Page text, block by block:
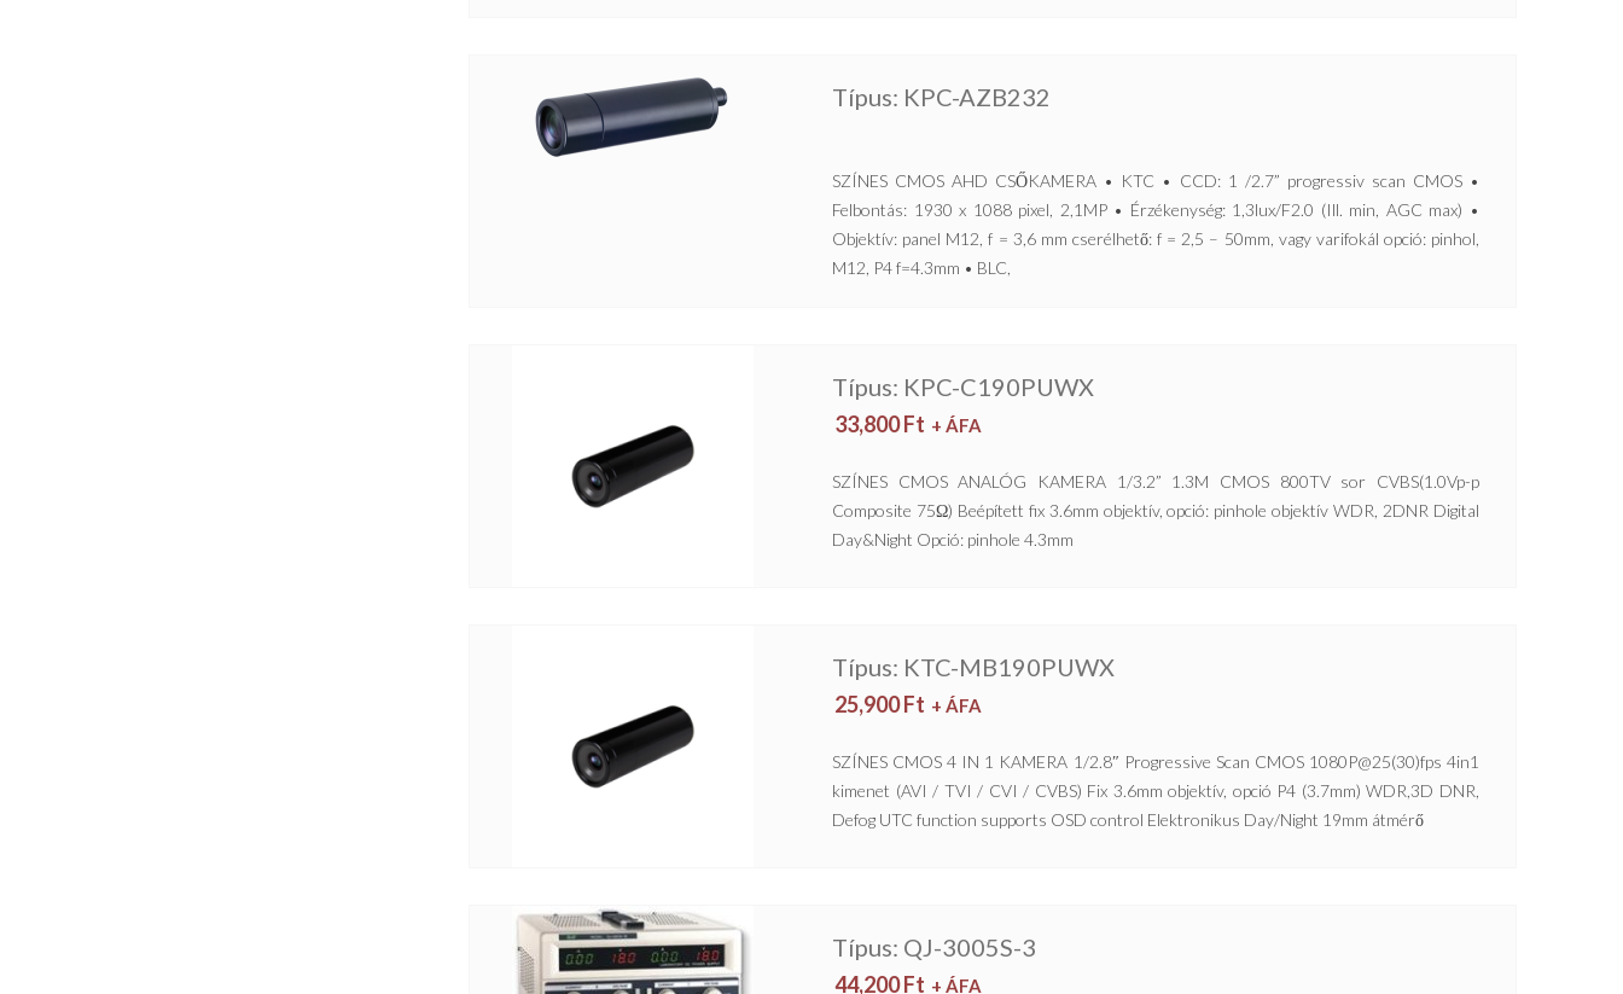
Típus: KPC-AZB232
SZÍNES CMOS AHD CSŐKAMERA • KTC • CCD: 1 /2.7” progressiv scan CMOS •
Felbontás: 1930 x 1088 pixel, 2,1MP • Érzékenység: 1,3lux/F2.0 (Ill. min, AGC max) •
Objektív: panel M12, f = 3,6 mm cserélhető: f = 2,5 – 50mm, vagy varifokál opció: pinhol,
M12, P4 f=4.3mm • BLC,
Típus: KPC-C190PUWX
33,800Ft + ÁFA
SZÍNES CMOS ANALÓG KAMERA 1/3.2” 1.3M CMOS 800TV sor CVBS(1.0Vp-p
Composite 75Ω) Beépített fix 3.6mm objektív, opció: pinhole objektív WDR, 2DNR Digital
Day&Night Opció: pinhole 4.3mm
Típus: KTC-MB190PUWX
25,900Ft + ÁFA
SZÍNES CMOS 4 IN 1 KAMERA 1/2.8″ Progressive Scan CMOS 1080P@25(30)fps 4in1
kimenet (AVI / TVI / CVI / CVBS) Fix 3.6mm objektív, opció P4 (3.7mm) WDR,3D DNR,
Defog UTC function supports OSD control Elektronikus Day/Night 19mm átmérő
Típus: QJ-3005S-3
44,200Ft + ÁFA